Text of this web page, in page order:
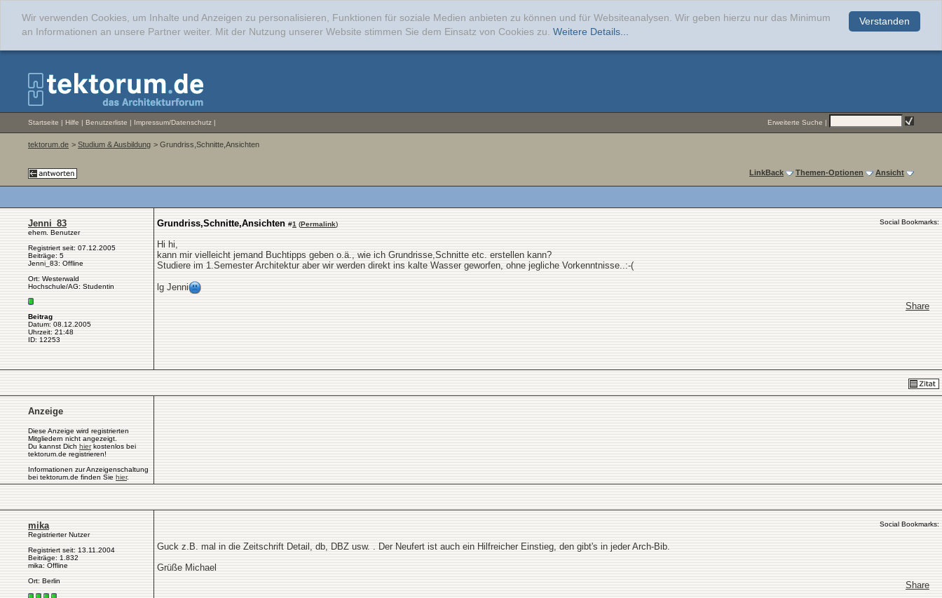
Verstanden
Wir verwenden Cookies, um Inhalte und Anzeigen zu personalisieren, Funktionen für soziale Medien anbieten zu können und für Websiteanalysen. Wir geben hierzu nur das Minimum
an Informationen an unsere Partner weiter. Mit der Nutzung unserer Website stimmen Sie dem Einsatz von Cookies zu. Weitere Details...
Startseite | Hilfe | Benutzerliste | Impressum/Datenschutz | Erweiterte Suche |
tektorum.de > Studium & Ausbildung > Grundriss,Schnitte,Ansichten
LinkBack Themen-Optionen Ansicht
Jenni_83
ehem. Benutzer
Registriert seit: 07.12.2005
Beiträge: 5
Jenni_83: Offline
Ort: Westerwald
Hochschule/AG: Studentin
Beitrag
Datum: 08.12.2005
Uhrzeit: 21:48
ID: 12253
Grundriss,Schnitte,Ansichten #1 (Permalink) Social Bookmarks:
Hi hi,
kann mir vielleicht jemand Buchtipps geben o.ä., wie ich Grundrisse,Schnitte etc. erstellen kann?
Studiere im 1.Semester Architektur aber wir werden direkt ins kalte Wasser geworfen, ohne jegliche Vorkenntnisse..:-(
lg Jenni
Share
Anzeige
Diese Anzeige wird registrierten
Mitgliedern nicht angezeigt.
Du kannst Dich hierkostenlos bei
tektorum.de registrieren!
Informationen zur Anzeigenschaltung
bei tektorum.de finden Sie hier.
mika
Registrierter Nutzer
Registriert seit: 13.11.2004
Beiträge: 1.832
mika: Offline
Ort: Berlin
Social Bookmarks:
Guck z.B. mal in die Zeitschrift Detail, db, DBZ usw. . Der Neufert ist auch ein Hilfreicher Einstieg, den gibt's in jeder Arch-Bib.
Grüße Michael
Share